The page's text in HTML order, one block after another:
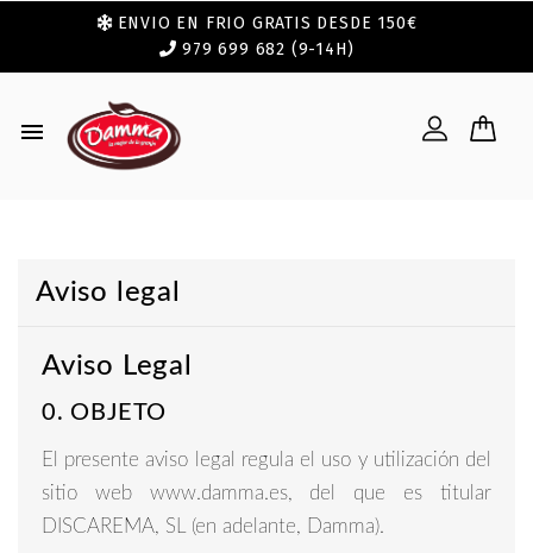
ENVIO EN FRIO GRATIS DESDE 150€
979 699 682 (9-14H)

Aviso legal
Aviso Legal
0. OBJETO
El presente aviso legal regula el uso y utilización del
sitio web www.damma.es, del que es titular
DISCAREMA, SL (en adelante, Damma).